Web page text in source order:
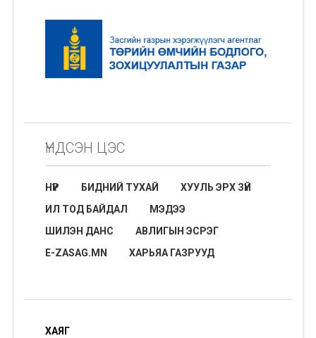
ҮНДСЭН ЦЭС
НҮҮР БИДНИЙ ТУХАЙ
ХУУЛЬ ЭРХ ЗҮЙ
ИЛ ТОД БАЙДАЛ
МЭДЭЭ
ШИЛЭН ДАНС
АВЛИГЫН ЭСРЭГ
E-ZASAG.MN
ХАРЬЯА ГАЗРУУД
ХАЯГ